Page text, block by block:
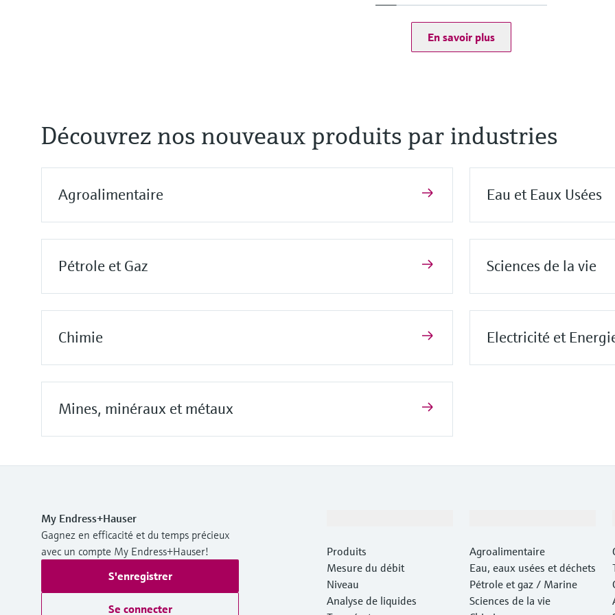
En savoir plus
Découvrez nos nouveaux produits par industries
Agroalimentaire Eau et Eaux Usées
Pétrole et Gaz Sciences de la vie
Chimie Electricité et
Mines, minéraux et métaux
My Endress+Hauser
Gagnez en efficacité et du temps précieux
avec un compte My Endress+Hauser!
S'enregistrer
Se connecter
Produits
Mesure du débit
Niveau
Analyse de liquides
Agroalimentaire
Eau, eaux usées et déchets
Pétrole et gaz / Marine
Sciences de la vie